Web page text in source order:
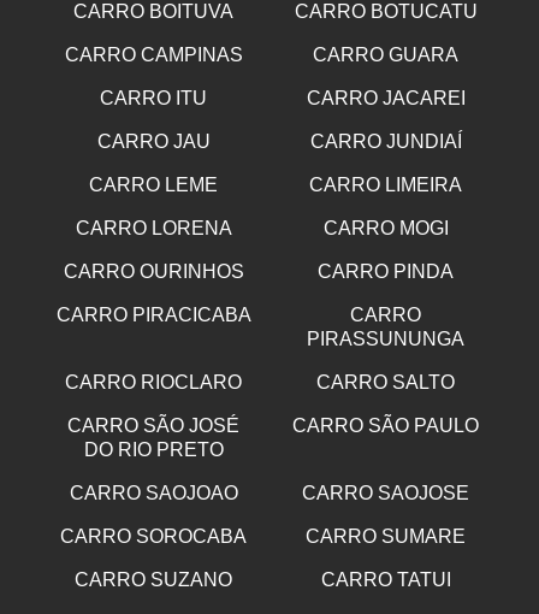
CARRO BOITUVA CARRO BOTUCATU
CARRO CAMPINAS CARRO GUARA
CARRO ITU CARRO JACAREI
CARRO JAU CARRO JUNDIAÍ
CARRO LEME CARRO LIMEIRA
CARRO LORENA CARRO MOGI
CARRO OURINHOS CARRO PINDA
CARRO PIRACICABA
CARRO
PIRASSUNUNGA
CARRO RIOCLARO CARRO SALTO
CARRO SÃO JOSÉ
DO RIO PRETO
CARRO SÃO PAULO
CARRO SAOJOAO CARRO SAOJOSE
CARRO SOROCABA CARRO SUMARE
CARRO SUZANO CARRO TATUI